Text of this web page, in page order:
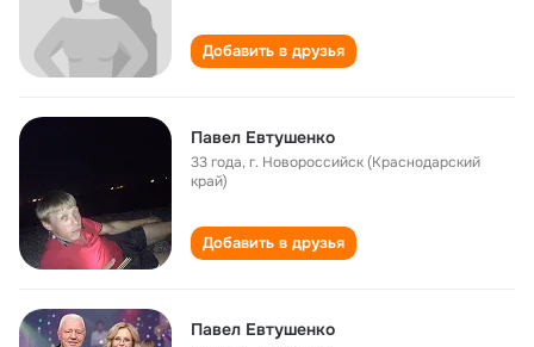
Добавить в друзья
Павел Евтушенко
33 года,г. Новороссийск (Краснодарский
край)
Добавить в друзья
Павел Евтушенко